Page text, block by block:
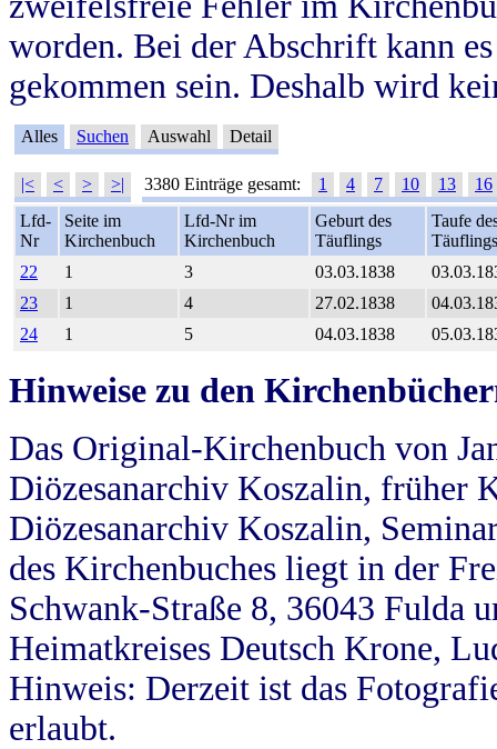
worden. Bei der Abschrift kann
gekommen sein. Deshalb wird
Alles Suchen Auswahl Detail
|< < > >| 3380 Einträge gesamt: 1 4 7 10 13
16
Lfd-
Nr
Seite im
Kirchenbuch
Lfd-Nr im
Kirchenbuch
Geburt des
Täuflings
Taufe
Täuflings
22
1 3 03.03.1838
23
1 4 27.02.1838
24
1 5 04.03.1838
Hinweise zu den
Das Original-Kirchenbuch von
Diözesanarchiv Koszalin, früher
Diözesanarchiv Koszalin,
des Kirchenbuches liegt in der
Schwank-Straße 8, 36043 Fulda
Heimatkreises Deutsch Krone,
Hinweis: Derzeit ist das
erlaubt.